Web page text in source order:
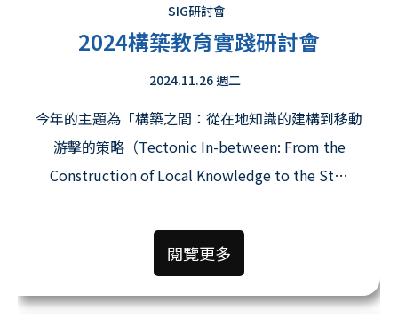
SIG研討會
2024構築教育實踐研討會
2024.11.26 週二
今年的主題為「構築之間：從在地知識的建構到移動
游擊的策略（Tectonic In-between: From the
Construction of Local Knowledge to the St…
閱覽更多